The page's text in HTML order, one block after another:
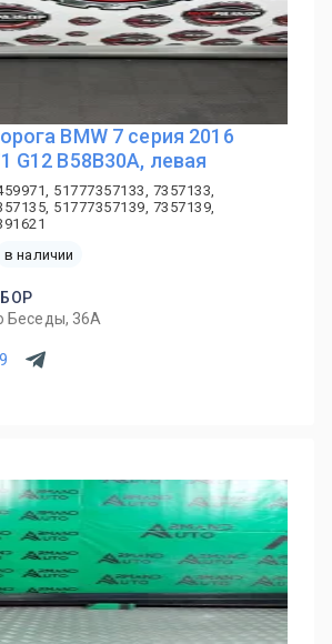
BMW 7 серия 2016
G12 B58B30A, левая
51777357133, 7357133,
51777357139, 7357139,
в наличии
Беседы, 36А